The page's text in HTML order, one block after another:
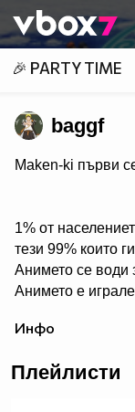
👾
🎉 PARTY TIME
baggf
Maken-ki първи
1% от
тези 99% които
Анимето се води
Анимето е
романтика.
подкрепяш тази
Инфо
Плейлисти